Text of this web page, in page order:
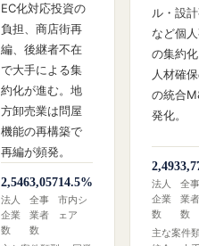
EC化対応投資の
負担、商店街再
編、後継者不在
で大手による集
約化が進む。地
方卸売業は問屋
機能の再構築で
再編が頻発。
2,546
法人
企業
数
3,057
全事
業者
数
14.5%
市内シ
ェア
ル・設
など個
の集約
人材確
の統合
発化。
2,493
法人
企業
数
全事
業者
数
主な案件